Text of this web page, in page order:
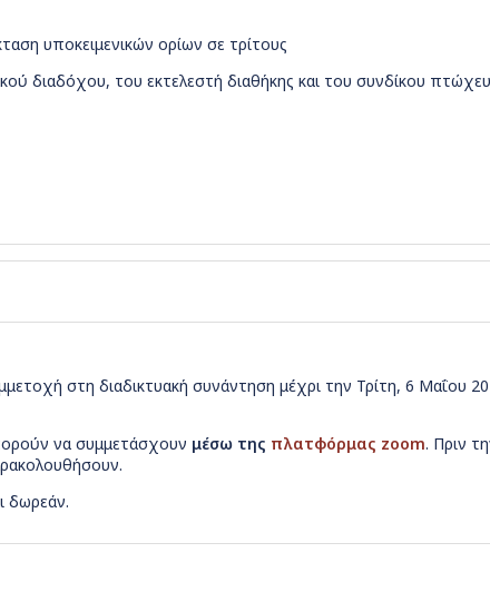
υποκειμενικών ορίων σε τρίτους
διαδόχου, του εκτελεστή διαθήκης και του συνδίκου
στη διαδικτυακή συνάντηση μέχρι την Τρίτη, 6 Μαΐου
να συμμετάσχουν μέσω της πλατφόρμας zoom. Πριν
δωρεάν.